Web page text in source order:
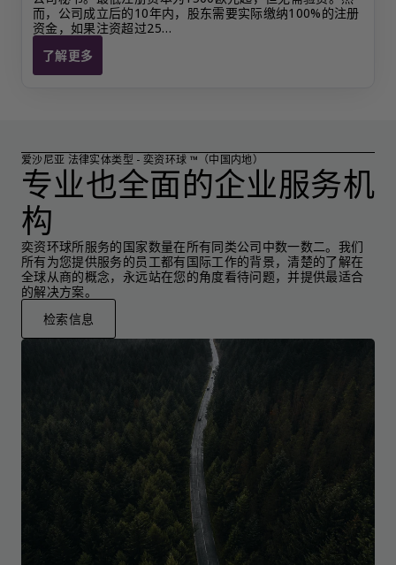
而，公司成立后的10年内，股东需要实际缴纳100%的注册
资金，如果注资超过25…
了解更多
爱沙尼亚 OÜ
爱沙尼亚 法律实体类型 - 奕资环球 ™（中国内地）
专业也全面的企业服务机
构
奕资环球所服务的国家数量在所有同类公司中数一数二。我们
所有为您提供服务的员工都有国际工作的背景，清楚的了解在
全球从商的概念，永远站在您的角度看待问题，并提供最适合
的解决方案。
检索信息